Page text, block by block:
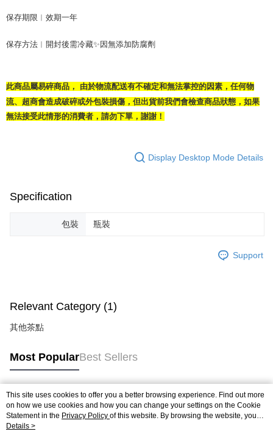
保存期限︱ 效期一年
保存方法︱ 開封後需冷藏✨因無添加防腐劑
此商品屬易碎商品， 由於物流配送有不確定和無法掌控的因素，任何物
流、超商會造成破碎或外包裝損傷，但出貨前我們會檢查商品狀態，如果
無法接受此情形的消費者，請勿下單，謝謝！
Display Desktop Mode Details
Specification
包裝 瓶裝
Support
Relevant Category (1)
其他茶點
Most PopularBest Sellers
Popular Tags
This site uses cookies to offer you a better browsing experience. Find out more
on how we use cookies and how you can change your settings on the Cookie
Statement in the Privacy Policy of this website. By browsing the website, you
agree to our use of cookies as described in our Cookie Statement.
Details >